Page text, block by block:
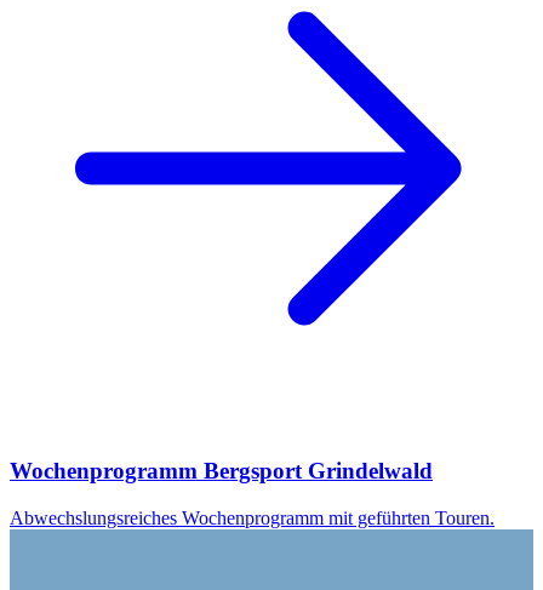
Wochenprogramm Bergsport Grindelwald
Abwechslungsreiches Wochenprogramm mit geführten Touren.